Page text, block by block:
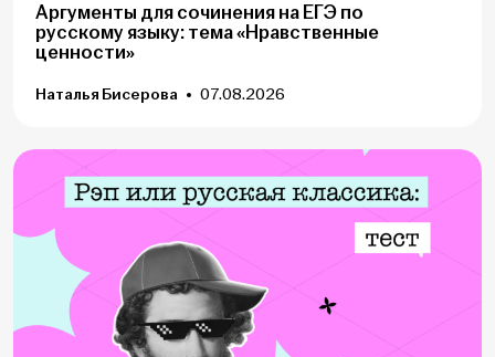
Аргументы для сочинения на ЕГЭ по
русскому языку: тема «Нравственные
ценности»
Наталья Бисерова 07.08.2026